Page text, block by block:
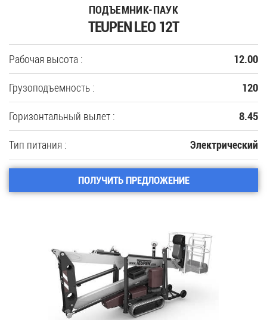
Сервис
Запчасти
О компании
ПОДЪЕМНИК-ПАУК
TEUPEN LEO 12T
Рабочая высота : 12.00
Грузоподъемность : 120
Горизонтальный вылет : 8.45
Тип питания : Электрический
ПОЛУЧИТЬ ПРЕДЛОЖЕНИЕ